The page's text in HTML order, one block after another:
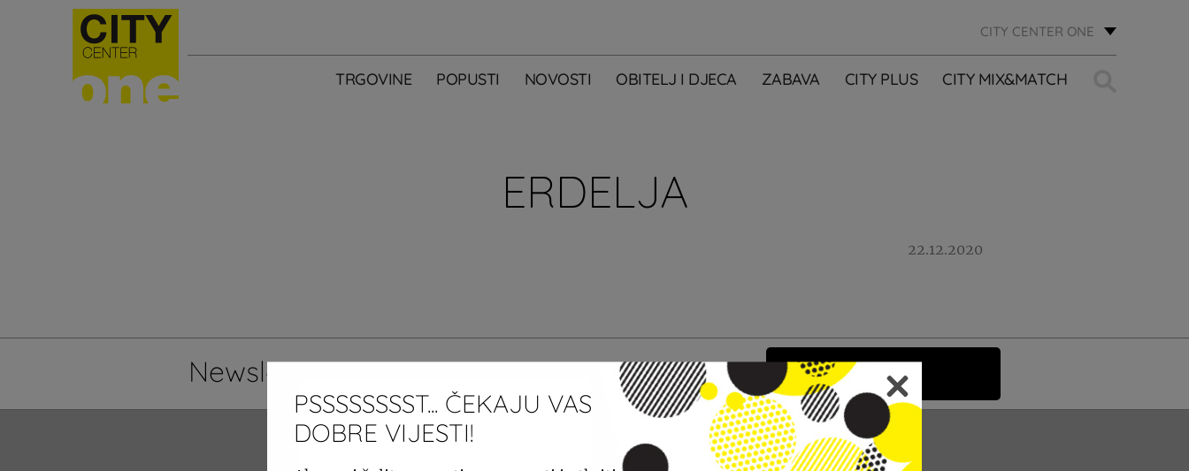
CITY CENTER ONE
TRGOVINE POPUSTI NOVOSTI OBITELJ I DJECA ZABAVA CITY PLUS CITY MIX&MATCH
ERDELJA
22.12.2020
Newsletter Želim primati newsletter City Centera one. PRIJAVI SE
OGLAŠAVANJE I PROMOCIJE CC REAL
PSSSSSSSST... ČEKAJU VAS
DOBRE VIJESTI!